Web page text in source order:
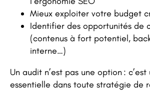
Mieux exploiter votre budget
Identifier des opportunités de
(contenus à fort potentiel,
interne…)
Un audit n’est pas une option :
essentielle dans toute stratégie de